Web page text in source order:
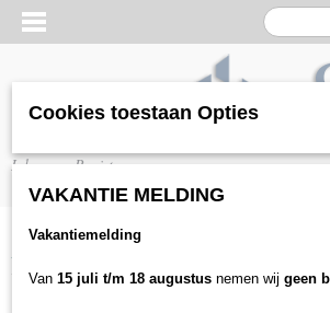
Inloggen Registreren
Home
Cookies toestaan Opties
VAKANTIE MELDING
Vakantiemelding
Van 15 juli t/m 18 augustus nemen wij geen